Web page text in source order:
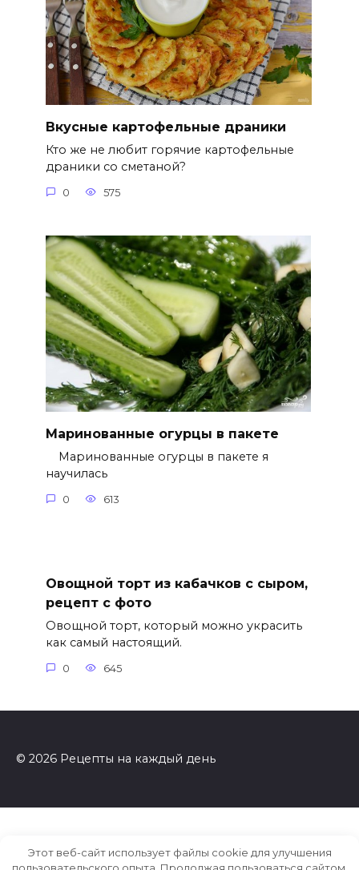
Вкусные картофельные драники
Кто же не любит горячие картофельные
драники со сметаной?
0 575
Маринованные огурцы в пакете
Маринованные огурцы в пакете я
научилась
0 613
Овощной торт из кабачков с сыром,
рецепт с фото
Овощной торт, который можно украсить
как самый настоящий.
0 645
© 2026 Рецепты на каждый день
Этот веб-сайт использует файлы cookie для улучшения